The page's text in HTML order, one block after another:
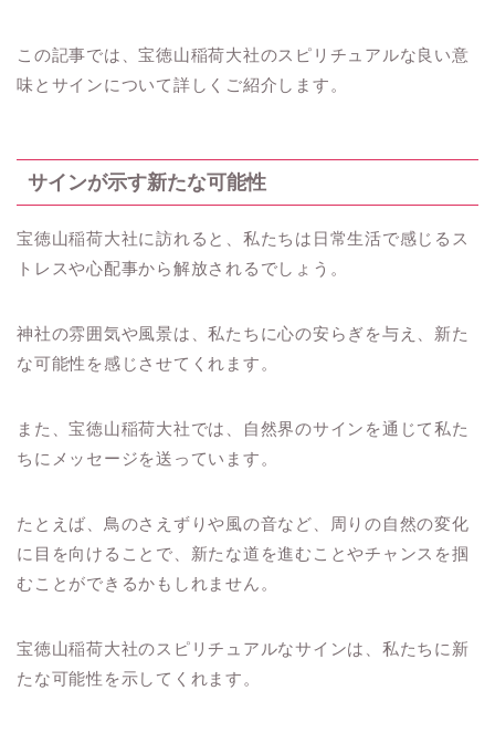
この記事では、宝徳山稲荷大社のスピリチュアルな良い意
味とサインについて詳しくご紹介します。
サインが示す新たな可能性
宝徳山稲荷大社に訪れると、私たちは日常生活で感じるス
トレスや心配事から解放されるでしょう。
神社の雰囲気や風景は、私たちに心の安らぎを与え、新た
な可能性を感じさせてくれます。
また、宝徳山稲荷大社では、自然界のサインを通じて私た
ちにメッセージを送っています。
たとえば、鳥のさえずりや風の音など、周りの自然の変化
に目を向けることで、新たな道を進むことやチャンスを掴
むことができるかもしれません。
宝徳山稲荷大社のスピリチュアルなサインは、私たちに新
たな可能性を示してくれます。